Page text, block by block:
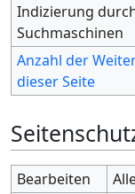
Indizierung
Suchmaschinen
Anzahl der
dieser Seite
Bearbeiten